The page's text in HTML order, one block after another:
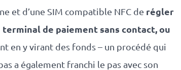
et d’une SIM compatible NFC de régler
de paiement sans contact, ou
en y virant des fonds – un procédé qui
a également franchi le pas avec son